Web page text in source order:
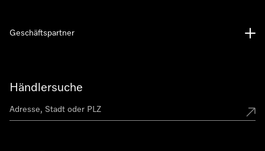
Händlersuche
Geschäftspartner